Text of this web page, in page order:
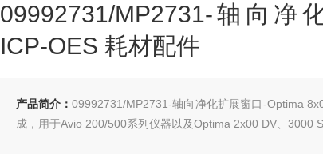
09992731/MP2731-轴向净
ICP-OES 耗材配件
产品简介： 09992731/MP2731-轴向净化扩展窗口-Optima
成，用于Avio 200/500系列仪器以及Optima 2x00 DV、3000